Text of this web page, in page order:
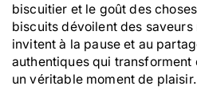
biscuitier et le goût des
biscuits dévoilent des
invitent à la pause et au
authentiques qui transforment
un véritable moment de plaisir.